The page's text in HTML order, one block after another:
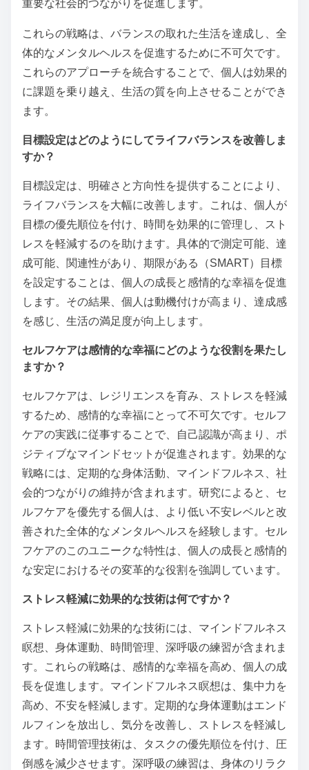
重要な社会的つながりを促進します。
これらの戦略は、バランスの取れた生活を達成し、全
体的なメンタルヘルスを促進するために不可欠です。
これらのアプローチを統合することで、個人は効果的
に課題を乗り越え、生活の質を向上させることができ
ます。
目標設定はどのようにしてライフバランスを改善しま
すか？
目標設定は、明確さと方向性を提供することにより、
ライフバランスを大幅に改善します。これは、個人が
目標の優先順位を付け、時間を効果的に管理し、スト
レスを軽減するのを助けます。具体的で測定可能、達
成可能、関連性があり、期限がある（SMART）目標
を設定することは、個人の成長と感情的な幸福を促進
します。その結果、個人は動機付けが高まり、達成感
を感じ、生活の満足度が向上します。
セルフケアは感情的な幸福にどのような役割を果たし
ますか？
セルフケアは、レジリエンスを育み、ストレスを軽減
するため、感情的な幸福にとって不可欠です。セルフ
ケアの実践に従事することで、自己認識が高まり、ポ
ジティブなマインドセットが促進されます。効果的な
戦略には、定期的な身体活動、マインドフルネス、社
会的つながりの維持が含まれます。研究によると、セ
ルフケアを優先する個人は、より低い不安レベルと改
善された全体的なメンタルヘルスを経験します。セル
フケアのこのユニークな特性は、個人の成長と感情的
な安定におけるその変革的な役割を強調しています。
ストレス軽減に効果的な技術は何ですか？
ストレス軽減に効果的な技術には、マインドフルネス
瞑想、身体運動、時間管理、深呼吸の練習が含まれま
す。これらの戦略は、感情的な幸福を高め、個人の成
長を促進します。マインドフルネス瞑想は、集中力を
高め、不安を軽減します。定期的な身体運動はエンド
ルフィンを放出し、気分を改善し、ストレスを軽減し
ます。時間管理技術は、タスクの優先順位を付け、圧
倒感を減少させます。深呼吸の練習は、身体のリラク